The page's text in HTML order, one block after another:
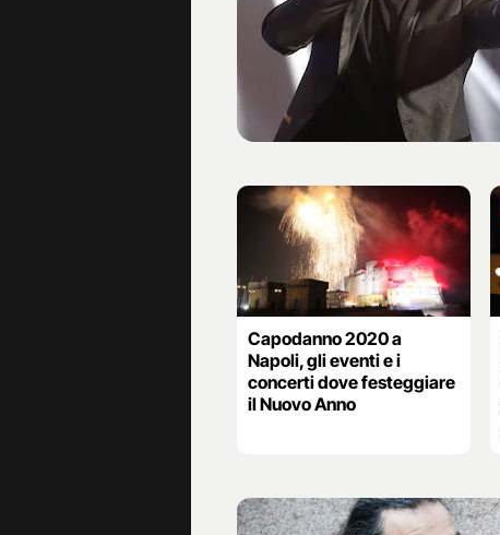
Capodanno 2020 a
Napoli, gli eventi e i
concerti dove festeggiare
il Nuovo Anno